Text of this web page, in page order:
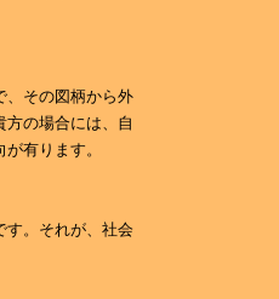
、その図柄から外
の場合には、自
有ります。
す。それが、社会